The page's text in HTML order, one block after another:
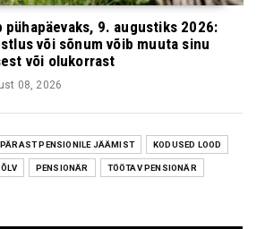
pühapäevaks, 9. augustiks 2026:
või sõnum võib muuta sinu
või olukorrast
08, 2026
PÄRAST PENSIONILE JÄÄMIST KODUSED LOOD
PENSIONÄR TÖÖTAV PENSIONÄR